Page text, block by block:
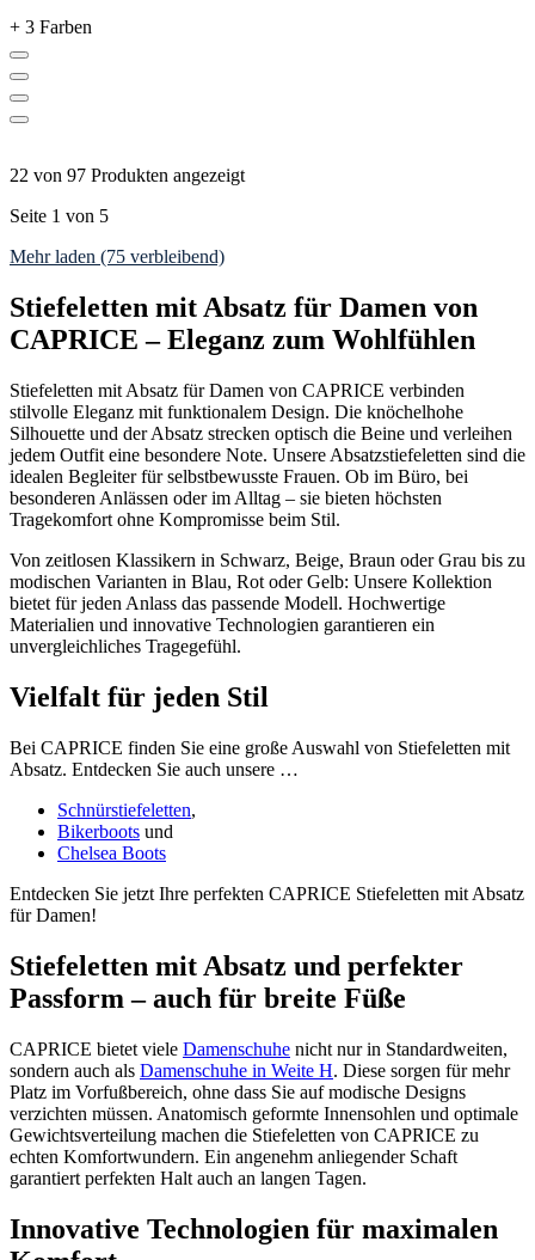
+ 3 Farben
22 von 97 Produkten angezeigt
Seite 1 von 5
Mehr laden (75 verbleibend)
Stiefeletten mit Absatz für Damen von
CAPRICE – Eleganz zum Wohlfühlen
Stiefeletten mit Absatz für Damen von CAPRICE verbinden
stilvolle Eleganz mit funktionalem Design. Die knöchelhohe
Silhouette und der Absatz strecken optisch die Beine und verleihen
jedem Outfit eine besondere Note. Unsere Absatzstiefeletten sind die
idealen Begleiter für selbstbewusste Frauen. Ob im Büro, bei
besonderen Anlässen oder im Alltag – sie bieten höchsten
Tragekomfort ohne Kompromisse beim Stil.
Von zeitlosen Klassikern in Schwarz, Beige, Braun oder Grau bis zu
modischen Varianten in Blau, Rot oder Gelb: Unsere Kollektion
bietet für jeden Anlass das passende Modell. Hochwertige
Materialien und innovative Technologien garantieren ein
unvergleichliches Tragegefühl.
Vielfalt für jeden Stil
Bei CAPRICE finden Sie eine große Auswahl von Stiefeletten mit
Absatz. Entdecken Sie auch unsere …
Schnürstiefeletten,
Bikerboots und
Chelsea Boots
Entdecken Sie jetzt Ihre perfekten CAPRICE Stiefeletten mit Absatz
für Damen!
Stiefeletten mit Absatz und perfekter
Passform – auch für breite Füße
CAPRICE bietet viele Damenschuhe nicht nur in Standardweiten,
sondern auch als Damenschuhe in Weite H. Diese sorgen für mehr
Platz im Vorfußbereich, ohne dass Sie auf modische Designs
verzichten müssen. Anatomisch geformte Innensohlen und optimale
Gewichtsverteilung machen die Stiefeletten von CAPRICE zu
echten Komfortwundern. Ein angenehm anliegender Schaft
garantiert perfekten Halt auch an langen Tagen.
Innovative Technologien für maximalen